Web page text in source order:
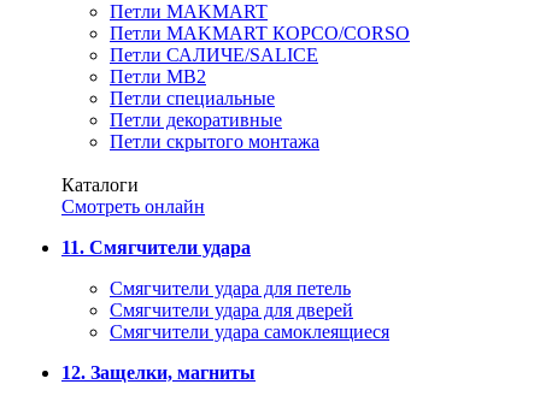
Петли MAKMART
Петли MAKMART КОРСО/CORSO
Петли САЛИЧЕ/SALICE
Петли MB2
Петли специальные
Петли декоративные
Петли скрытого монтажа
Каталоги
Смотреть онлайн
11. Смягчители удара
Смягчители удара для петель
Смягчители удара для дверей
Cмягчители удара самоклеящиеся
12. Защелки, магниты